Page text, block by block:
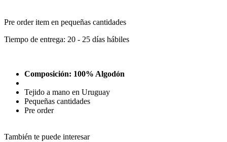
Pre order item en pequeñas cantidades
Tiempo de entrega: 20 - 25 días hábiles
Composición: 100% Algodón
Tejido a mano en Uruguay
Pequeñas cantidades
Pre order
También te puede interesar